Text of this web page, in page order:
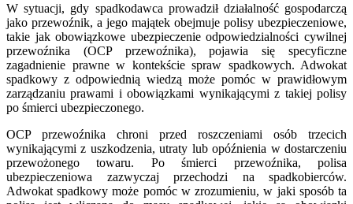
W sytuacji, gdy spadkodawca prowadził działalność gospodarczą
jako przewoźnik, a jego majątek obejmuje polisy ubezpieczeniowe,
takie jak obowiązkowe ubezpieczenie odpowiedzialności cywilnej
przewoźnika (OCP przewoźnika), pojawia się specyficzne
zagadnienie prawne w kontekście spraw spadkowych. Adwokat
spadkowy z odpowiednią wiedzą może pomóc w prawidłowym
zarządzaniu prawami i obowiązkami wynikającymi z takiej polisy
po śmierci ubezpieczonego.
OCP przewoźnika chroni przed roszczeniami osób trzecich
wynikającymi z uszkodzenia, utraty lub opóźnienia w dostarczeniu
przewożonego towaru. Po śmierci przewoźnika, polisa
ubezpieczeniowa zazwyczaj przechodzi na spadkobierców.
Adwokat spadkowy może pomóc w zrozumieniu, w jaki sposób ta